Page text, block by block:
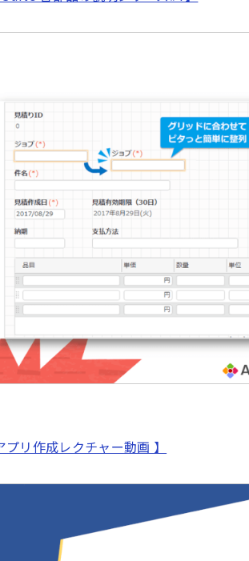
リ作成レクチャー動画 】